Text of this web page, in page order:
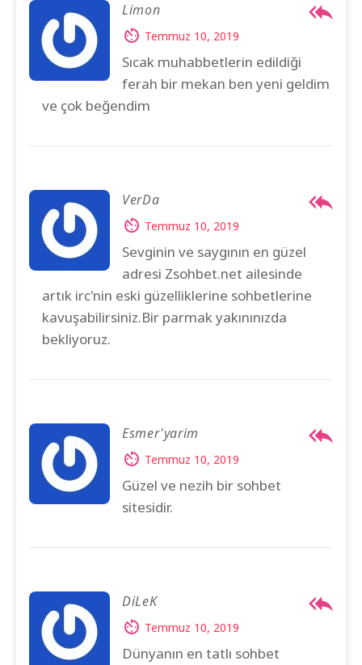
Limon
Temmuz 10, 2019
Sıcak muhabbetlerin edildiği
ferah bir mekan ben yeni geldim
ve çok beğendim
VerDa
Temmuz 10, 2019
Sevginin ve saygının en güzel
adresi Zsohbet.net ailesinde
artık irc'nin eski güzelliklerine sohbetlerine
kavuşabilirsiniz.Bir parmak yakınınızda
bekliyoruz.
Esmer'yarim
Temmuz 10, 2019
Güzel ve nezih bir sohbet
sitesidir.
DiLeK
Temmuz 10, 2019
Dünyanın en tatlı sohbet